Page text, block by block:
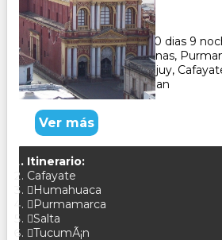
Duración:
10 Días9Noches
Paquete Turistico de 10 dias 9
Salta y recorriendo Salinas,
Humahuaca, Tilcara, Jujuy,
Salinas, Iruya y Tucuman
Ver más
Itinerario:
Cafayate
Humahuaca
Purmamarca
Salta
TucumÃ¡n